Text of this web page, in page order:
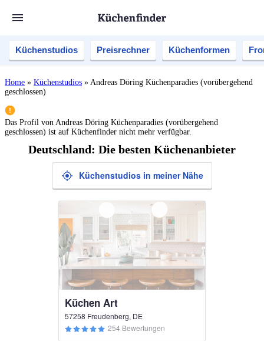
Küchenstudios Preisrechner Küchenformen
Home » Küchenstudios » Andreas Döring Küchenparadies (vorübergehend
geschlossen)
Das Profil von Andreas Döring Küchenparadies (vorübergehend
geschlossen) ist auf Küchenfinder nicht mehr verfügbar.
Deutschland: Die besten Küchenanbieter
Küchenstudios in meiner Nähe
Küchen Art
57258 Freudenberg, DE
254 Bewertungen